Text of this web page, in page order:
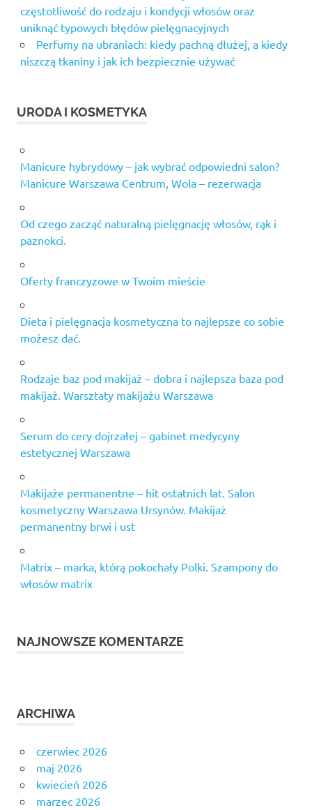
częstotliwość do rodzaju i kondycji włosów oraz
uniknąć typowych błędów pielęgnacyjnych
Perfumy na ubraniach: kiedy pachną dłużej, a kiedy
niszczą tkaniny i jak ich bezpiecznie używać
URODA I KOSMETYKA
Manicure hybrydowy – jak wybrać odpowiedni salon?
Manicure Warszawa Centrum, Wola – rezerwacja
Od czego zacząć naturalną pielęgnację włosów, rąk i
paznokci.
Oferty franczyzowe w Twoim mieście
Dieta i pielęgnacja kosmetyczna to najlepsze co sobie
możesz dać.
Rodzaje baz pod makijaż – dobra i najlepsza baza pod
makijaż. Warsztaty makijażu Warszawa
Serum do cery dojrzałej – gabinet medycyny
estetycznej Warszawa
Makijaże permanentne – hit ostatnich lat. Salon
kosmetyczny Warszawa Ursynów. Makijaż
permanentny brwi i ust
Matrix – marka, którą pokochały Polki. Szampony do
włosów matrix
NAJNOWSZE KOMENTARZE
ARCHIWA
czerwiec 2026
maj 2026
kwiecień 2026
marzec 2026